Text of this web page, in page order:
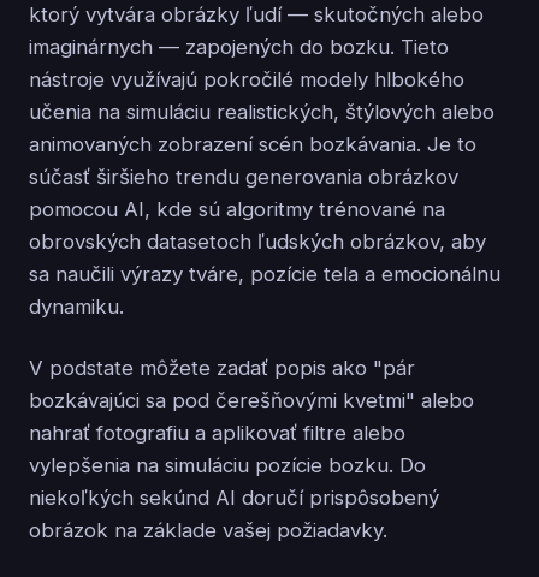
ktorý vytvára obrázky ľudí — skutočných alebo
imaginárnych — zapojených do bozku. Tieto
nástroje využívajú pokročilé modely hlbokého
učenia na simuláciu realistických, štýlových alebo
animovaných zobrazení scén bozkávania. Je to
súčasť širšieho trendu generovania obrázkov
pomocou AI, kde sú algoritmy trénované na
obrovských datasetoch ľudských obrázkov, aby
sa naučili výrazy tváre, pozície tela a emocionálnu
dynamiku.
V podstate môžete zadať popis ako "pár
bozkávajúci sa pod čerešňovými kvetmi" alebo
nahrať fotografiu a aplikovať filtre alebo
vylepšenia na simuláciu pozície bozku. Do
niekoľkých sekúnd AI doručí prispôsobený
obrázok na základe vašej požiadavky.